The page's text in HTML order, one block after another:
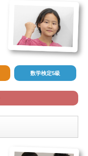
数学検定5級